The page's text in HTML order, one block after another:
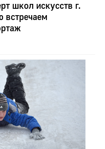
школ искусств г.
встречаем